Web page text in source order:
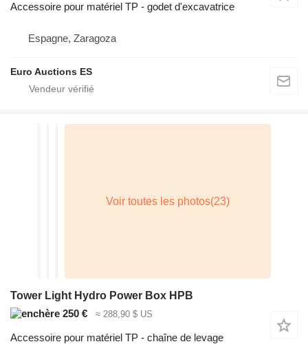
Accessoire pour matériel TP - godet d'excavatrice
Espagne, Zaragoza
Euro Auctions ES
Tower Light Hydro Power Box HPB
250 €
≈ 288,90 $ US
Accessoire pour matériel TP - chaîne de levage